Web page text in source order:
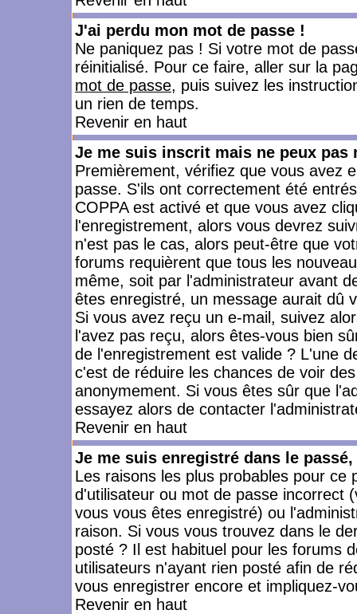
J'ai perdu mon mot de passe !
Ne paniquez pas ! Si votre mot de
réinitialisé. Pour ce faire, aller sur la
mot de passe, puis suivez les
un rien de temps.
Revenir en haut
Je me suis inscrit mais ne peux pas
Premièrement, vérifiez que vous avez
passe. S'ils ont correctement été
COPPA est activé et que vous avez
l'enregistrement, alors vous devrez
n'est pas le cas, alors peut-être que
forums requièrent que tous les
même, soit par l'administrateur avant
êtes enregistré, un message aurait dû
Si vous avez reçu un e-mail, suivez
l'avez pas reçu, alors êtes-vous bien
de l'enregistrement est valide ? L'une
c'est de réduire les chances de voir
anonymement. Si vous êtes sûr que
essayez alors de contacter
Revenir en haut
Je me suis enregistré dans le
Les raisons les plus probables pour
d'utilisateur ou mot de passe incorrect
vous vous êtes enregistré) ou
raison. Si vous vous trouvez dans le
posté ? Il est habituel pour les forums
utilisateurs n'ayant rien posté afin de
vous enregistrer encore et impliquez-
Revenir en haut